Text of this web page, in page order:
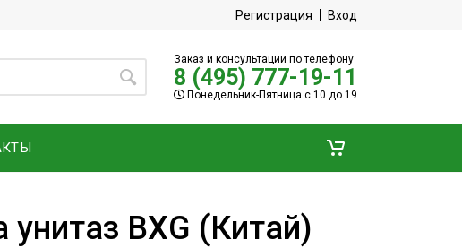
Регистрация Вход
Заказ и консультации по телефону
8 (495) 777-19-11
Понедельник-Пятница с 10 до 19
BXG (Китай)